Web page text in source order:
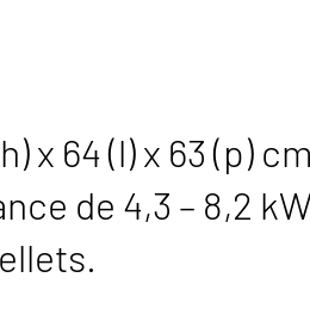
x 64 (l) x 63 (p)
de 4,3 – 8,2